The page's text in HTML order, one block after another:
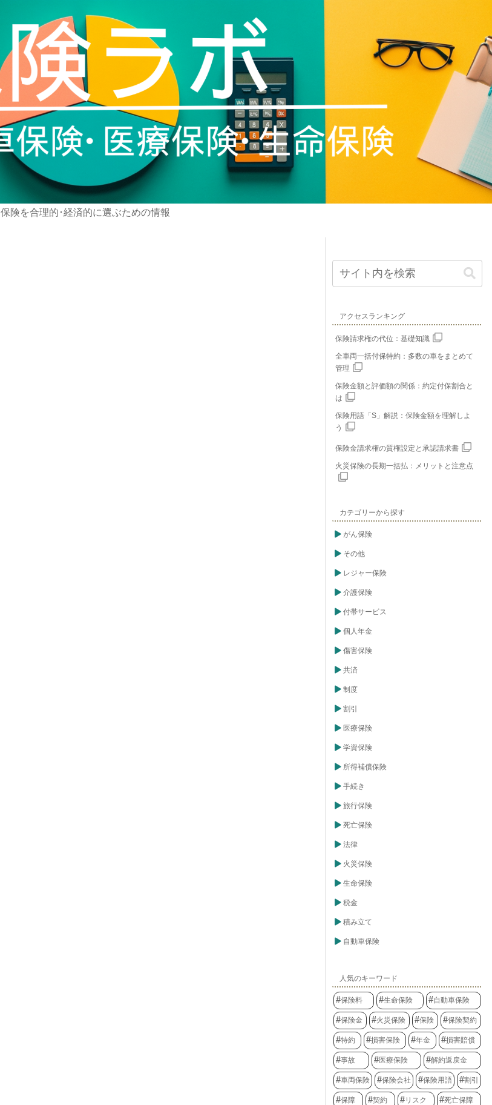
保険を合理的･経済的に選ぶための情報
アクセスランキング
保険請求権の代位：基礎知識
全車両一括付保特約：多数の車をまとめて
管理
保険金額と評価額の関係：約定付保割合と
は
保険用語「S」解説：保険金額を理解しよ
う
保険金請求権の質権設定と承認請求書
火災保険の長期一括払：メリットと注意点
カテゴリーから探す
がん保険
その他
レジャー保険
介護保険
付帯サービス
個人年金
傷害保険
共済
制度
割引
医療保険
学資保険
所得補償保険
手続き
旅行保険
死亡保険
法律
火災保険
生命保険
税金
積み立て
自動車保険
人気のキーワード
保険料 生命保険 自動車保険
保険金 火災保険 保険 保険契約
特約 損害保険 年金 損害賠償
事故 医療保険 解約返戻金
車両保険 保険会社 保険用語 割引
保障 契約 リスク 死亡保障